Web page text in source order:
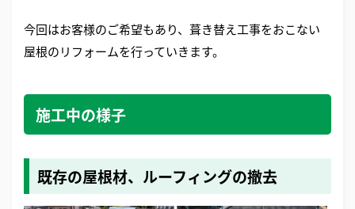
今回はお客様のご希望もあり、葺き替え工事をおこない
屋根のリフォームを行っていきます。
施工中の様子
既存の屋根材、ルーフィングの撤去